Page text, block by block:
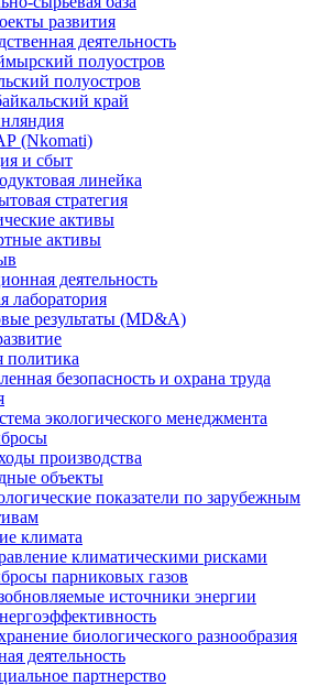
развития
деятельность
полуостров
полуостров
край
(Nkomati)
и сбыт
линейка
стратегия
активы
активы
деятельность
лаборатория
результаты (MD&A)
политика
безопасность и охрана труда
экологического менеджмента
производства
объекты
показатели по зарубежным
климата
климатическими рисками
парниковых газов
источники энергии
биологического разнообразия
деятельность
партнерство